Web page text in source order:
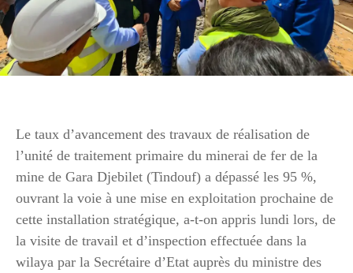
Le taux d’avancement des travaux de réalisation de
l’unité de traitement primaire du minerai de fer de la
mine de Gara Djebilet (Tindouf) a dépassé les 95 %,
ouvrant la voie à une mise en exploitation prochaine de
cette installation stratégique, a-t-on appris lundi lors, de
la visite de travail et d’inspection effectuée dans la
wilaya par la Secrétaire d’Etat auprès du ministre des